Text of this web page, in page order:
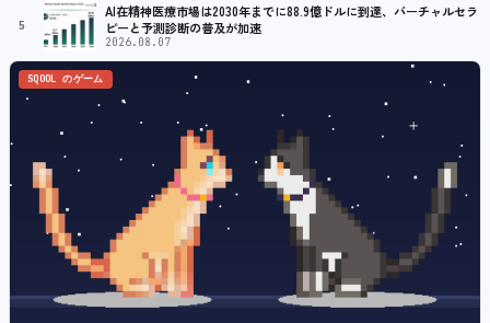
5
AI在精神医療市場は2030年までに88.9億ドルに到達、バーチャルセラ
ピーと予測診断の普及が加速
2026.08.07
SQOOL のゲーム